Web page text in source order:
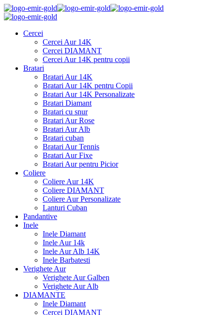
Cercei
Cercei Aur 14K
Cercei DIAMANT
Cercei Aur 14K pentru copii
Bratari
Bratari Aur 14K
Bratari Aur 14K pentru Copii
Bratari Aur 14K Personalizate
Bratari Diamant
Bratari cu snur
Bratari Aur Rose
Bratari Aur Alb
Bratari cuban
Bratari Aur Tennis
Bratari Aur Fixe
Bratari Aur pentru Picior
Coliere
Coliere Aur 14K
Coliere DIAMANT
Coliere Aur Personalizate
Lanturi Cuban
Pandantive
Inele
Inele Diamant
Inele Aur 14k
Inele Aur Alb 14K
Inele Barbatesti
Verighete Aur
Verighete Aur Galben
Verighete Aur Alb
DIAMANTE
Inele Diamant
Cercei DIAMANT